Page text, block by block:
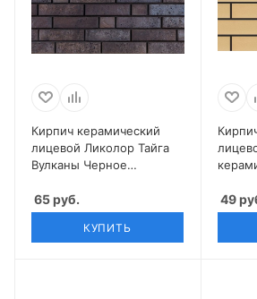
Кирпич керамический
лицевой Ликолор Тайга
Вулканы Черное
65руб.
КУПИТЬ
49